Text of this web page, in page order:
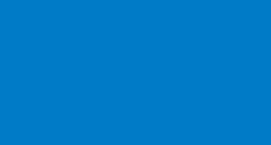
in 1960